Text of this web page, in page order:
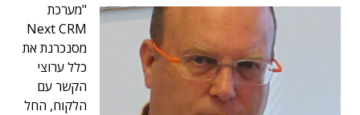
"מערכת
Next CRM
מסנכרנת את
כלל ערוצי
הקשר עם
הלקוח, החל